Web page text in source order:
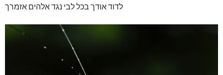
לדוד אודך בכל לבי נגד אלהים אזמרך